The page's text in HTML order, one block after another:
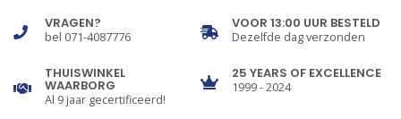
VRAGEN?
bel 071-4087776
VOOR 13:00 UUR BESTELD
Dezelfde dag verzonden
THUISWINKEL
WAARBORG
Al 9 jaar gecertificeerd!
25 YEARS OF EXCELLENCE
1999 - 2024